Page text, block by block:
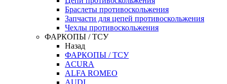
Браслеты противоскольжения
Запчасти для цепей противоскольжения
Чехлы противоскольжения
ФАРКОПЫ / ТСУ
Назад
ФАРКОПЫ / ТСУ
ACURA
ALFA ROMEO
AUDI